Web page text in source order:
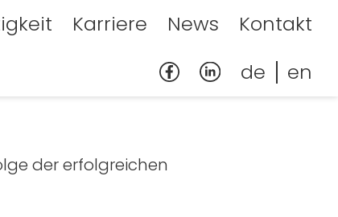
Karriere News
Kontakt
facebook
Linkedin
de en
der erfolgreichen